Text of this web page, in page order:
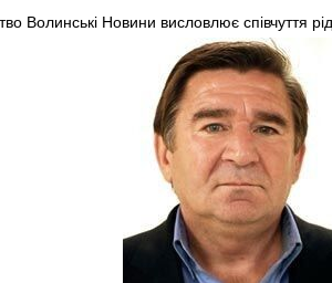
Волинські Новини висловлює співчуття